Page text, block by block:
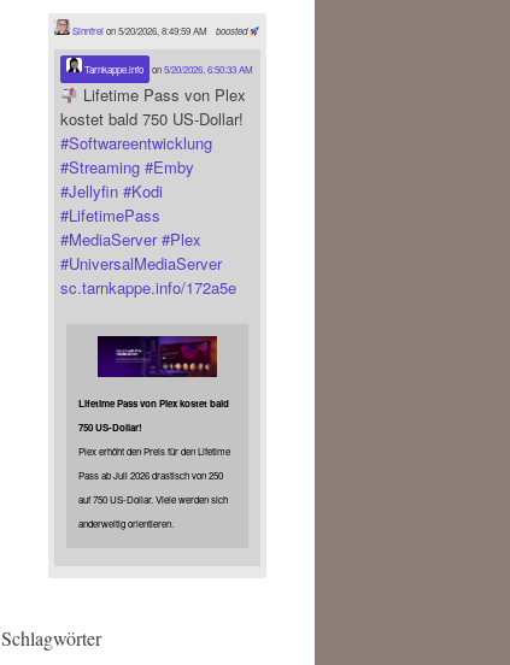
boosted
Sinnfreion 5/20/2026, 8:49:59 AM
Tarnkappe.info on5/20/2026, 6:50:33 AM
Lifetime Pass von Plex
kostet bald 750 US-Dollar!
#Softwareentwicklung
#Streaming #Emby
#Jellyfin #Kodi
#LifetimePass
#MediaServer #Plex
#UniversalMediaServer
sc.tarnkappe.info/172a5e
Lifetime Pass von Plex kostet bald
750 US-Dollar!
Plex erhöht den Preis für den Lifetime
Pass ab Juli 2026 drastisch von 250
auf 750 US-Dollar. Viele werden sich
anderweitig orientieren.
Schlagwörter